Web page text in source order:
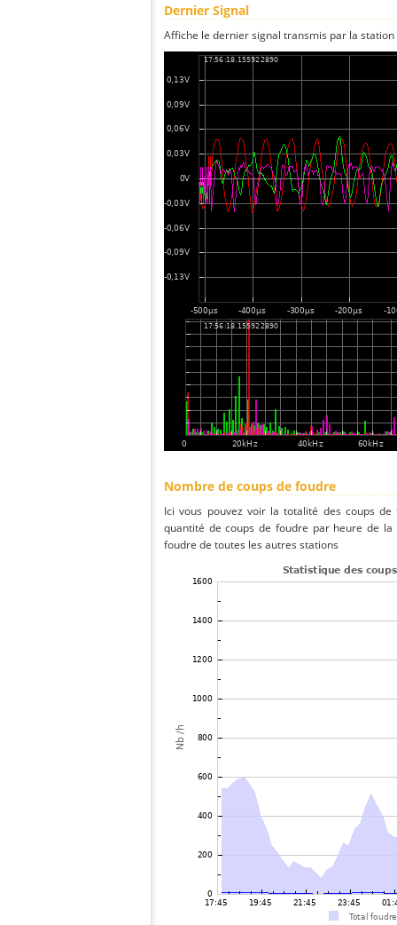
Dernier Signal
Affiche le dernier signal transmis par la
Nombre de coups de foudre
Ici vous pouvez voir la totalité des coups
quantité de coups de foudre par heure de
foudre de toutes les autres stations